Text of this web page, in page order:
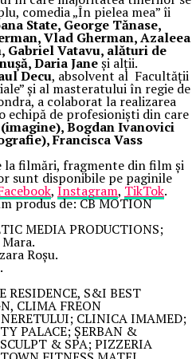
comedia „În pielea mea” îi
State, George Tănase,
Vlad Gherman, Azaleea
Gabriel Vatavu, alături de
Daria Janeși alții.
Decu, absolvent al Facultății
și al masteratului în regie de
a colaborat la realizarea
echipă de profesioniști din care
Bogdan Ivanovici
Francisca Vass
la filmări, fragmente din film și
sunt disponibile pe paginile
, Instagram, TikTok.
produs de: CB MOTION
MEDIA PRODUCTIONS;
Roșu.
RESIDENCE, S&I BEST
CLIMA FREON
CLINICA IMAMED;
PALACE; ȘERBAN &
& SPA; PIZZERIA